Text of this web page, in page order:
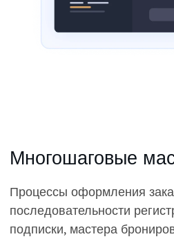
Многошаговые
Процессы оформления
последовательности
подписки, мастера